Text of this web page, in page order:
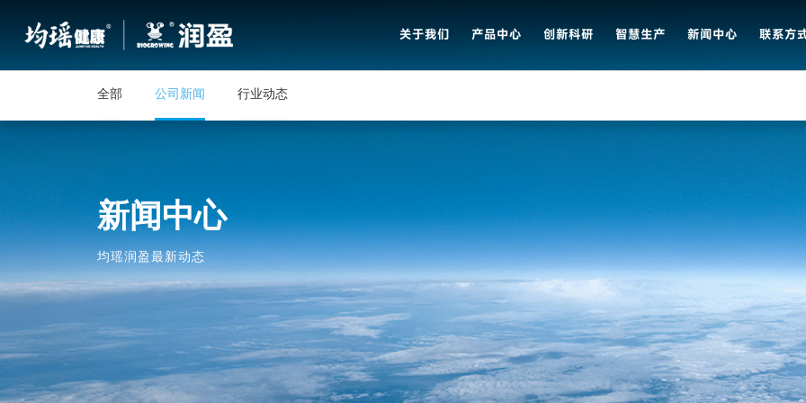
关于我们 产品中心 创新科研 智慧生产 新闻中心 联系方
新闻中心
均瑶润盈最新动态
全部 公司新闻 行业动态